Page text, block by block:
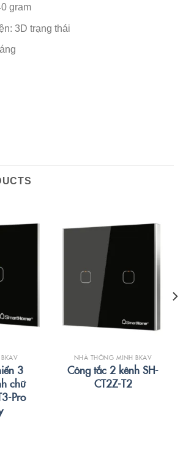
gram
3D trạng thái
3
chữ
Pro
NHÀ THÔNG MINH BKAV
Công tắc 2 kênh SH-
CT2Z-T2